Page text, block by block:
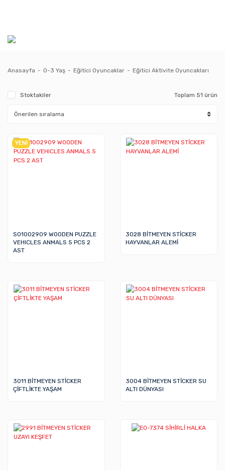
Anasayfa 0-3 Yaş Eğitici Oyuncaklar Eğitici Aktivite Oyuncakları
Stoktakiler Toplam 51 ürün
YENİ
S01002909 WOODEN PUZZLE
VEHICLES ANMALS 5 PCS 2
AST
3028 BİTMEYEN STİCKER
HAYVANLAR ALEMİ
3011 BİTMEYEN STİCKER
ÇİFTLİKTE YAŞAM
3004 BİTMEYEN STİCKER SU
ALTI DÜNYASI